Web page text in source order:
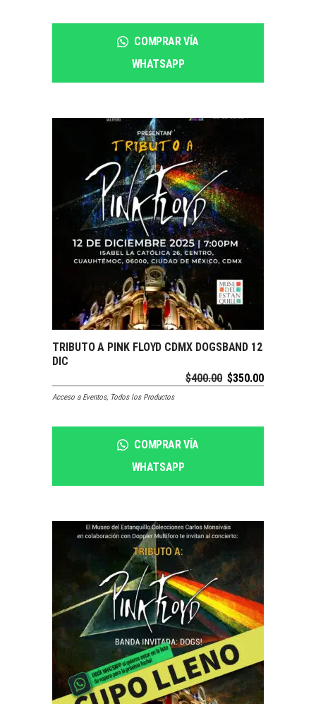
COMPRAR VÍA
WHATSAPP
SOLDOUTLEER MÁS
TRIBUTO A PINK FLOYD CDMX DOGSBAND 12
DIC
$400.00 $350.00
Acceso a Eventos, Todos los Productos
COMPRAR VÍA
WHATSAPP